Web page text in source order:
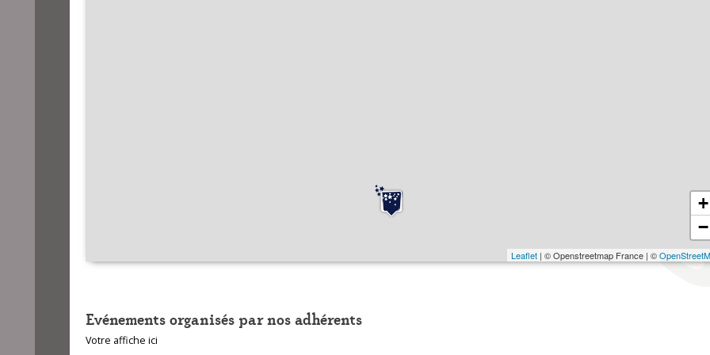
+
−
Leaflet| © Openstreetmap France | ©
Evénements organisés par nos adhérents
Votre affiche ici